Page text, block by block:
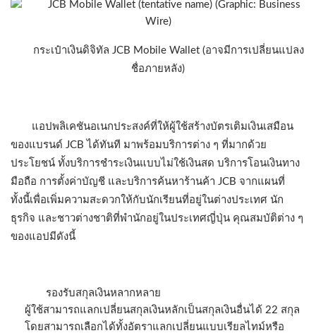
กระเป๋าเงินดิจิทัล JCB Mobile Wallet (อาจมีการเปลี่ยนแปลง
ชื่อภายหลัง)
แอปพลิเคชันอเนกประสงค์ที่ให้ผู้ใช้สร้างบัตรเติมเงินเสมือน
ของแบรนด์ JCB ได้ทันที มาพร้อมบริการต่าง ๆ ที่มากด้วย
ประโยชน์ ทั้งบริการชำระเงินแบบไม่ใช้เงินสด บริการโอนเงินทาง
มือถือ การตั้งค่าบัญชี และบริการค้นหาร้านค้า JCB จากแผนที่
ทั้งนี้เพื่อเพิ่มความสะดวกให้กับนักเรียนที่อยู่ในต่างประเทศ นัก
ธุรกิจ และชาวต่างชาติที่พำนักอยู่ในประเทศญี่ปุ่น คุณสมบัติต่าง ๆ
ของแอปมีดังนี้
รองรับสกุลเงินหลากหลาย
ผู้ใช้สามารถแลกเปลี่ยนสกุลเงินหลักเป็นสกุลเงินอื่นได้ 22 สกุล
โดยสามารถเลือกได้ทั้งอัตราแลกเปลี่ยนแบบเรียลไทม์หรือ